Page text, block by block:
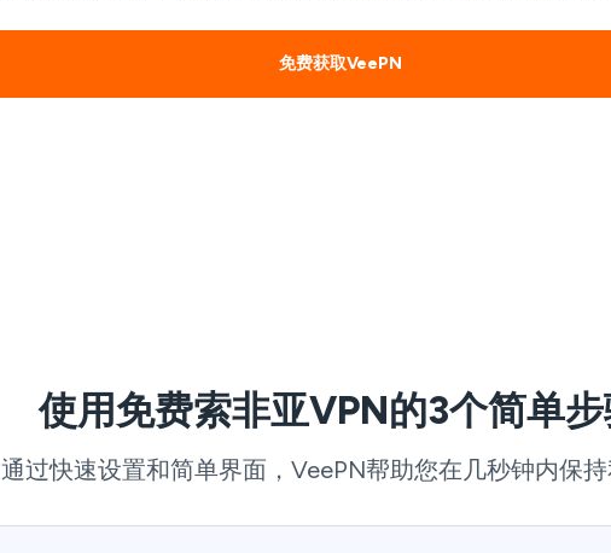
免费获取VeePN
使用免费索非亚VPN的3个简单
通过快速设置和简单界面，VeePN帮助您在几秒钟内保